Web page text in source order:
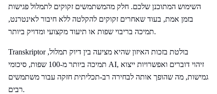
השימוש המתוכנן שלכם. חלק מהמשתמשים זקוקים לתמלול פגישות
בזמן אמת, בעוד שאחרים זקוקים להקלטה ללא חיבור לאינטרנט,
תמיכה בריבוי שפות או תיעוד מקצועי ומדויק ביותר.
Transkriptor בולטת בזכות האיזון שהיא מציעה בין דיוק תמלול,
תמיכה ביותר מ-100 שפות, סיכומי AI, זיהוי דוברים ואפשרויות ייצוא
גמישות, מה שהופך אותה לבחירה רב-תכליתית חזקה עבור משתמשים
רבים.